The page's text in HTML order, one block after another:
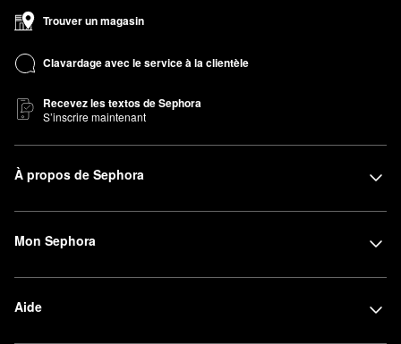
Trouver un magasin
Clavardage avec le service à la clientèle
Recevez les textos de Sephora
S’inscrire maintenant
À propos de Sephora
Mon Sephora
Aide